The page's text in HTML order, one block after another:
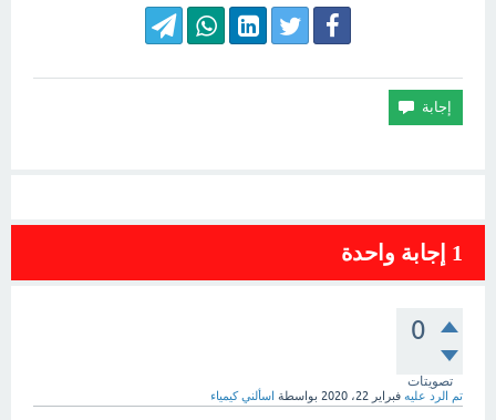
1 إجابة واحدة
0
تصويتات
تم الرد عليه فبراير 22، 2020 بواسطة اسألني كيمياء